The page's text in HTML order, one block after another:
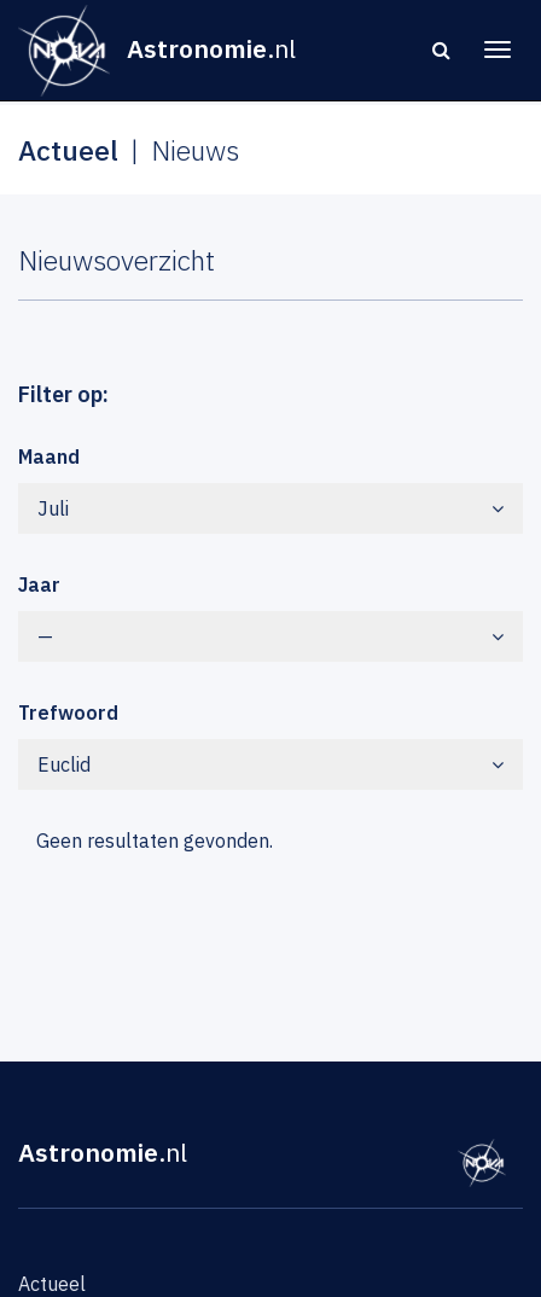
Astronomie.nl
Actueel Nieuws
Nieuwsoverzicht
Filter op:
Maand
Juli
Jaar
—
Trefwoord
Euclid
Geen resultaten gevonden.
Astronomie.nl
Actueel